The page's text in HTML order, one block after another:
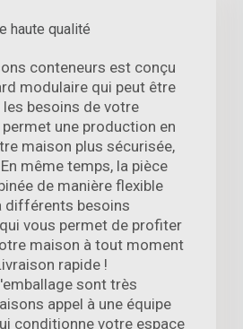
haute qualité
conteneurs est conçu
modulaire qui peut être
besoins de votre
une production en
maison plus sécurisée,
même temps, la pièce
de manière flexible
différents besoins
vous permet de profiter
maison à tout moment
rapide !
sont très
appel à une équipe
conditionne votre espace